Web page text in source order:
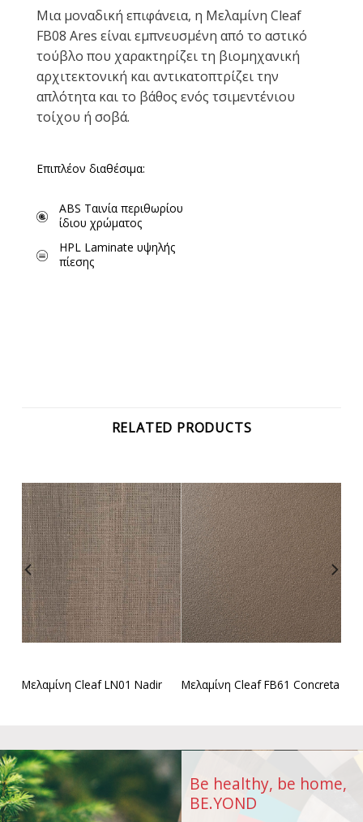
Μια μοναδική επιφάνεια, η Μελαμίνη Cleaf
FB08 Ares είναι εμπνευσμένη από το αστικό
τούβλο που χαρακτηρίζει τη βιομηχανική
αρχιτεκτονική και αντικατοπτρίζει την
απλότητα και το βάθος ενός τσιμεντένιου
τοίχου ή σοβά.
Επιπλέον διαθέσιμα:
ABS Ταινία περιθωρίου
ίδιου χρώματος
HPL Laminate υψηλής
πίεσης
RELATED PRODUCTS
Μελαμίνη Cleaf LN01 Nadir Μελαμίνη Cleaf FB61 Concreta
Be healthy, be home,
BE.YOND